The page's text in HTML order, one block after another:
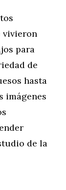
vivieron
para
de
hasta
imágenes
de la